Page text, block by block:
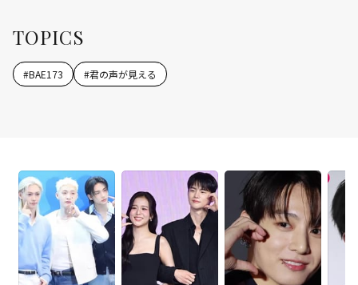
TOPICS
#BAE173 #君の声が見える